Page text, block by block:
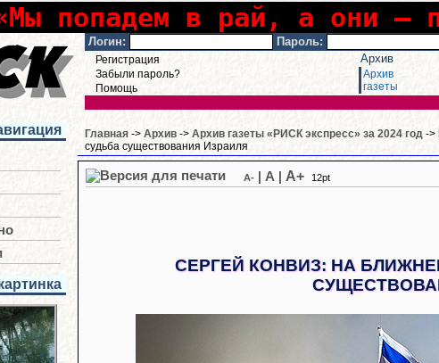
попадем в рай, а они –
Логин: Пароль:
Регистрация
Забыли пароль?
Помощь
Архив
Архив
газеты
Главная -> Архив -> Архив газеты «РИСК экспресс» за 2024 год ->
судьба существования Израиля
A- A A+ 12pt
СЕРГЕЙ КОНВИЗ: НА